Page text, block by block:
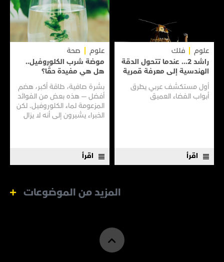
علوم
فلك
راشد 2... عندما تتحول الدقة
الهندسية إلى معرفة قمرية
أول مستكشف عربي يطرق
أبواب الفضاء العميق
اقرأ
علوم
صحة
موضة شرب الكلوروفيل..
هل هي مفيدة حقًا؟
بشرة صافية، طاقة أكبر، هضم
أفضل — هذه بعض من الفوائد
المزعومة لماء الكلوروفيل. لكن
الخبراء يشيرون إلى أنه لا يزال
اقرأ
المزيد من الموضوعات